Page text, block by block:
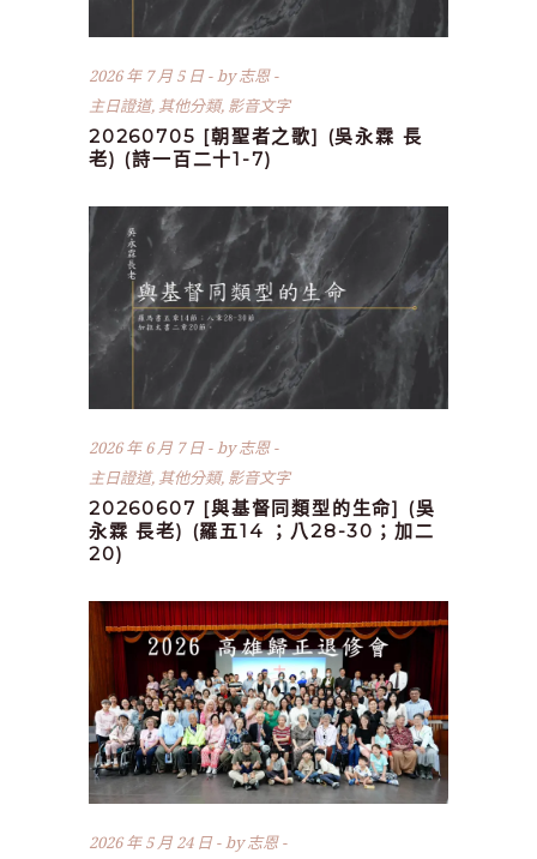
2026 年 7 月 5 日 by志恩
主日證道, 其他分類, 影音文字
20260705 [朝聖者之歌] (吳永霖 長
老) (詩一百二十1-7)
2026 年 6 月 7 日 by志恩
主日證道, 其他分類, 影音文字
20260607 [與基督同類型的生命] (吳
永霖 長老) (羅五14 ；八28-30；加二
20)
2026 年 5 月 24 日 by志恩